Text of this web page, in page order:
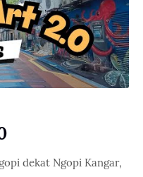
dekat Ngopi Kangar,